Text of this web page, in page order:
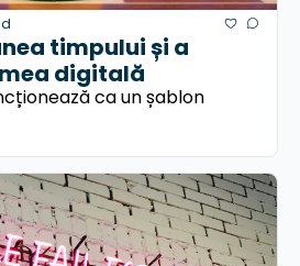
timpului și a
digitală